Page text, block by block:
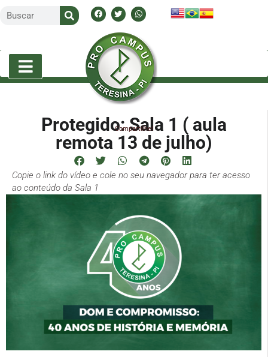
Protegido: Sala 1 ( aula
remota 13 de julho)
Compartilhe!
Copie o link do vídeo e cole no seu navegador para ter acesso
ao conteúdo da Sala 1